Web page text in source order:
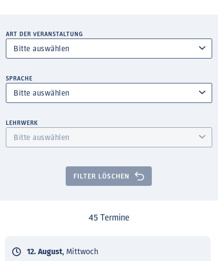
ART DER VERANSTALTUNG
SPRACHE
LEHRWERK
FILTER LÖSCHEN
45 Termine
12. August, Mittwoch